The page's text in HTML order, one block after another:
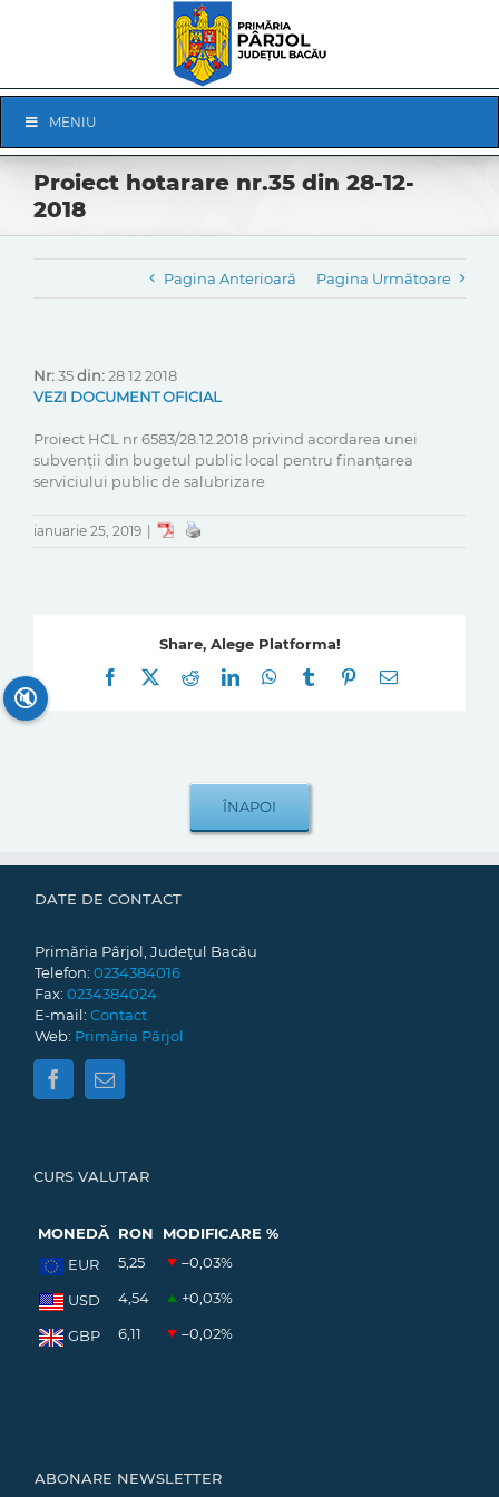
Navigation
MENIU
Proiect hotarare nr.35 din 28-12-
2018
Pagina Anterioară Pagina Următoare
Nr:35din:28 12 2018
VEZI DOCUMENT OFICIAL
Proiect HCL nr 6583/28.12.2018 privind acordarea unei
subvenții din bugetul public local pentru finanțarea
serviciului public de salubrizare
ianuarie 25, 2019
Share, Alege Platforma!
Facebook
RedditLinkedInWhatsApp
Tumblr Pinterest
E-
DATE DE CONTACT
Primăria Pârjol, Județul Bacău
Telefon: 0234384016
Fax: 0234384024
E-mail: Contact
Web: Primăria Pârjol
CURS VALUTAR
MONEDĂ RON
MODIFICARE %
EUR
5,25 –0,03%
USD 4,54 +0,03%
GBP 6,11 –0,02%
ABONARE NEWSLETTER
🔇